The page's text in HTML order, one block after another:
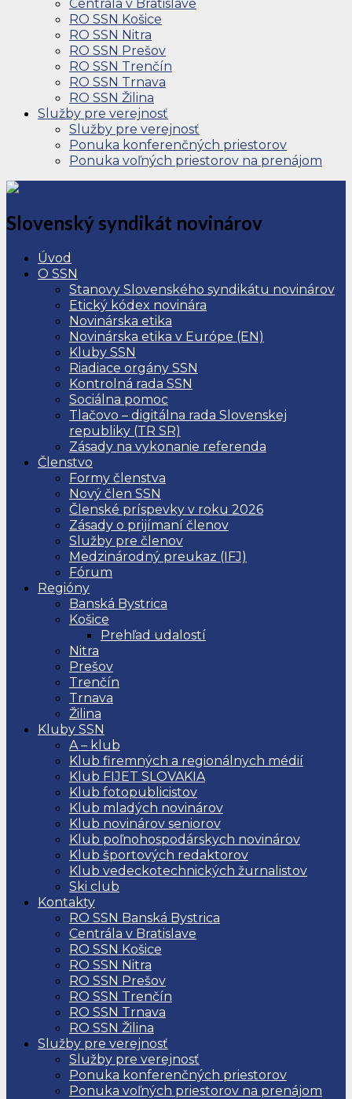
Centrála v Bratislave
RO SSN Košice
RO SSN Nitra
RO SSN Prešov
RO SSN Trenčín
RO SSN Trnava
RO SSN Žilina
Služby pre verejnosť
Služby pre verejnosť
Ponuka konferenčných priestorov
Ponuka voľných priestorov na prenájom
Slovenský syndikát novinárov
Úvod
O SSN
Stanovy Slovenského syndikátu novinárov
Etický kódex novinára
Novinárska etika
Novinárska etika v Európe (EN)
Kluby SSN
Riadiace orgány SSN
Kontrolná rada SSN
Sociálna pomoc
Tlačovo – digitálna rada Slovenskej
republiky (TR SR)
Zásady na vykonanie referenda
Členstvo
Formy členstva
Nový člen SSN
Členské príspevky v roku 2026
Zásady o prijímaní členov
Služby pre členov
Medzinárodný preukaz (IFJ)
Fórum
Regióny
Banská Bystrica
Košice
Prehľad udalostí
Nitra
Prešov
Trenčín
Trnava
Žilina
Kluby SSN
A – klub
Klub firemných a regionálnych médií
Klub FIJET SLOVAKIA
Klub fotopublicistov
Klub mladých novinárov
Klub novinárov seniorov
Klub poľnohospodárskych novinárov
Klub športových redaktorov
Klub vedeckotechnických žurnalistov
Ski club
Kontakty
RO SSN Banská Bystrica
Centrála v Bratislave
RO SSN Košice
RO SSN Nitra
RO SSN Prešov
RO SSN Trenčín
RO SSN Trnava
RO SSN Žilina
Služby pre verejnosť
Služby pre verejnosť
Ponuka konferenčných priestorov
Ponuka voľných priestorov na prenájom